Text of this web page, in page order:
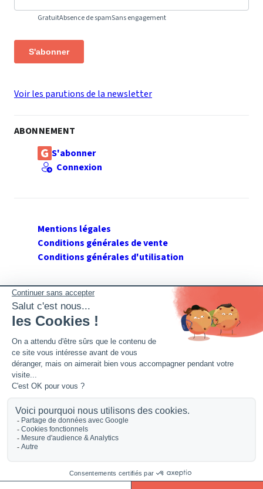
GratuitAbsence de spamSans engagement
S'abonner
Voir les parutions de la newsletter
ABONNEMENT
S'abonner
Connexion
Mentions légales
Conditions générales de vente
Conditions générales d'utilisation
SUIVEZ GERANT DE SARL
Twitter
Facebook
Montpellier. Siret : 394 264 709 00020. R.C.S. Montpellier.